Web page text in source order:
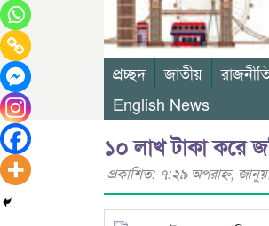
প্রচ্ছদ জাতীয়
English News
১০ লাখ টাকা করে
প্রকাশিত: ৭:২৯ অপরাহ্ণ,